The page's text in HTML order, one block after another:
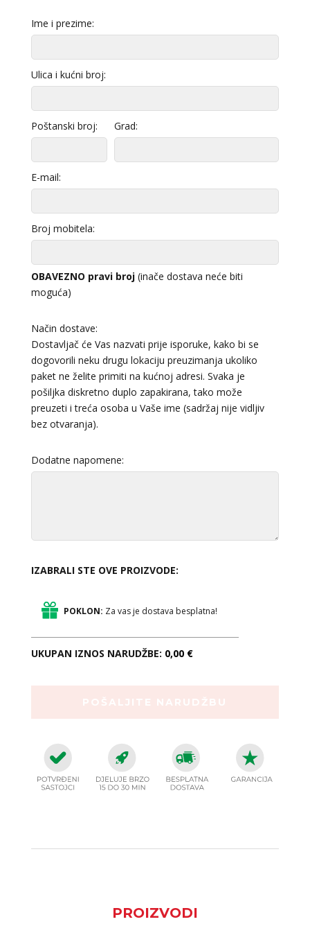
Ime i prezime:
Ulica i kućni broj:
Poštanski broj: Grad:
E-mail:
Broj mobitela:
OBAVEZNO pravi broj(inače dostava neće biti
moguća)
Način dostave:
Dostavljač će Vas nazvati prije isporuke, kako bi se
dogovorili neku drugu lokaciju preuzimanja ukoliko
paket ne želite primiti na kućnoj adresi. Svaka je
pošiljka diskretno duplo zapakirana, tako može
preuzeti i treća osoba u Vaše ime (sadržaj nije vidljiv
bez otvaranja).
Dodatne napomene:
IZABRALI STE OVE PROIZVODE:
POKLON: Za vas je dostava besplatna!
UKUPAN IZNOS NARUDŽBE: 0,00 €
PROIZVODI